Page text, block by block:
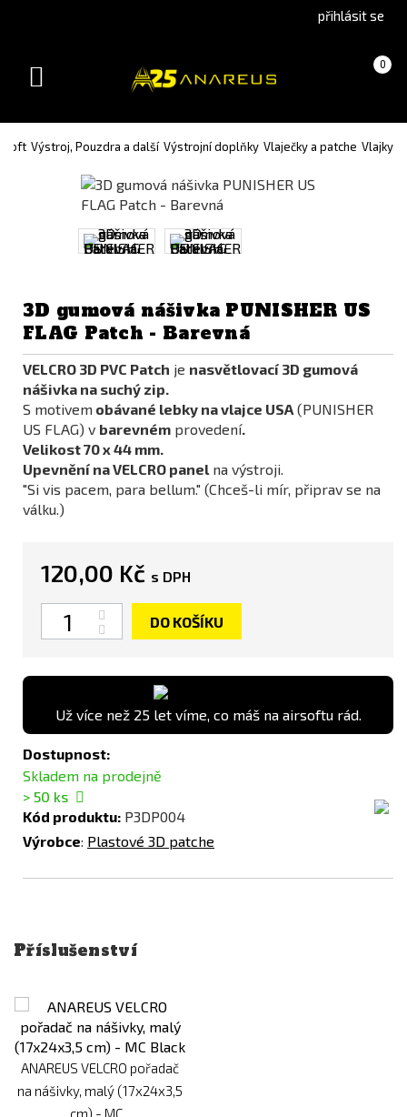
version(Slovak)
přihlásit se
Košík 0
(prázdný)
Toggle
Výstroj, Pouzdra a další Výstrojní doplňky Vlaječky a patche Vlajky
3D gumová nášivka PUNISHER US
FLAG Patch - Barevná
VELCRO 3D PVC Patch je nasvětlovací 3D gumová
nášivka na suchý zip.
S motivem obávané lebky na vlajce USA (PUNISHER
US FLAG) v barevném provedení.
Velikost 70 x 44 mm.
Upevnění na VELCRO panel na výstroji.
"Si vis pacem, para bellum." (Chceš-li mír, připrav se na
válku.)
120,00 Kč s DPH
Počet
DO KOŠÍKU
Už více než 25 let víme, co máš na airsoftu rád.
Dostupnost:
Skladem na prodejně
> 50 ks
Kód produktu: P3DP004
Výrobce: Plastové 3D patche
Příslušenství
ANAREUS VELCRO pořadač
na nášivky, malý (17x24x3,5
cm) - MC...